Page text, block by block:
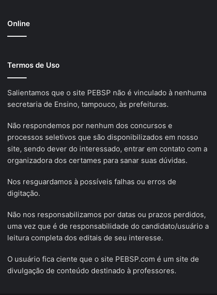
Online
Termos de Uso
Salientamos que o site PEBSP não é vinculado à nenhuma
secretaria de Ensino, tampouco, às prefeituras.
Não respondemos por nenhum dos concursos e
processos seletivos que são disponibilizados em nosso
site, sendo dever do interessado, entrar em contato com a
organizadora dos certames para sanar suas dúvidas.
Nos resguardamos à possíveis falhas ou erros de
digitação.
Não nos responsabilizamos por datas ou prazos perdidos,
uma vez que é de responsabilidade do candidato/usuário a
leitura completa dos editais de seu interesse.
O usuário fica ciente que o site PEBSP.com é um site de
divulgação de conteúdo destinado à professores.